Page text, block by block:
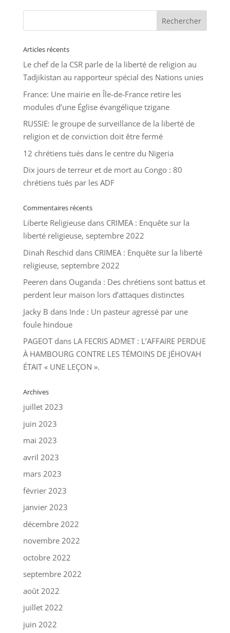
Articles récents
Le chef de la CSR parle de la liberté de religion au
Tadjikistan au rapporteur spécial des Nations unies
France: Une mairie en Île-de-France retire les
modules d’une Église évangélique tzigane
RUSSIE: le groupe de surveillance de la liberté de
religion et de conviction doit être fermé
12 chrétiens tués dans le centre du Nigeria
Dix jours de terreur et de mort au Congo : 80
chrétiens tués par les ADF
Commentaires récents
Liberte Religieusedans CRIMEA : Enquête sur la
liberté religieuse, septembre 2022
Dinah Reschid dans CRIMEA : Enquête sur la liberté
religieuse, septembre 2022
Peeren dans Ouganda : Des chrétiens sont battus et
perdent leur maison lors d’attaques distinctes
Jacky B dans Inde : Un pasteur agressé par une
foule hindoue
PAGEOTdans LA FECRIS ADMET : L’AFFAIRE PERDUE
À HAMBOURG CONTRE LES TÉMOINS DE JÉHOVAH
ÉTAIT « UNE LEÇON ».
Archives
juillet 2023
juin 2023
mai 2023
avril 2023
mars 2023
février 2023
janvier 2023
décembre 2022
novembre 2022
octobre 2022
septembre 2022
août 2022
juillet 2022
juin 2022